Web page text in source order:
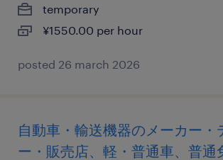
temporary
¥1550.00 per hour
posted 26 march 2026
自動車・輸送機器のメーカー・
ー・販売店、軽・普通車、普通